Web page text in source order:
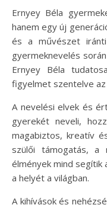
Ernyey Béla
hanem egy új
és a művészet
gyermeknevelés
Ernyey Béla
figyelmet szentelve
A nevelési elvek és
gyerekét neveli,
magabiztos, kreatív
szülői támogatás, a
élmények mind segítik
a helyét a világban.
A kihívások és